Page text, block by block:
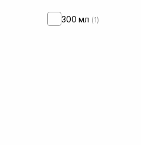
300 мл (1)